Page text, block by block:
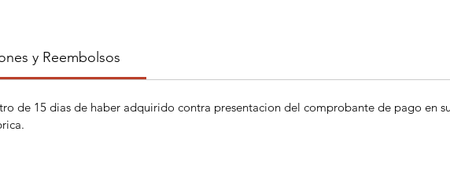
y Reembolsos
de 15 dias de haber adquirido contra presentacion del comprobante de pago en